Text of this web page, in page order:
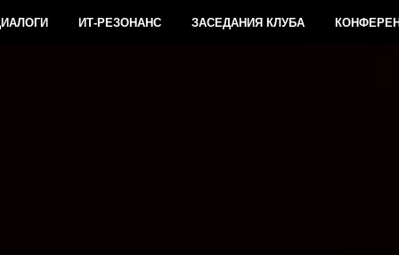
ИТ-РЕЗОНАНС ЗАСЕДАНИЯ КЛУБА